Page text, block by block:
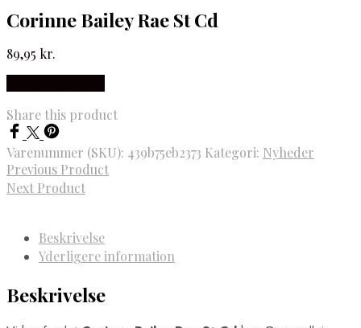
Corinne Bailey Rae St Cd
89,95 kr.
Share this product
Varenummer (SKU): 439b75eb2373 Kategori: Nyheder
Previous Product
Next Product
Beskrivelse
Yderligere information
Beskrivelse